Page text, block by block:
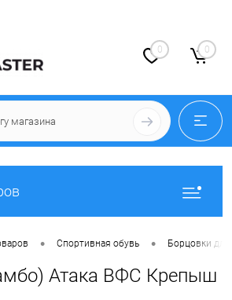
0 0
• Спортивная обувь • Борцовки
Атака ВФС Крепыш